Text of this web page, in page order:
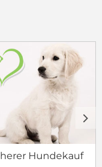
Hundekauf
d